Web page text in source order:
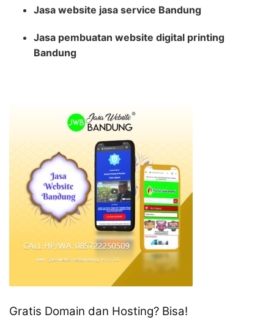
Jasa website jasa service Bandung
Jasa pembuatan website digital printing
Bandung
Gratis Domain dan Hosting? Bisa!